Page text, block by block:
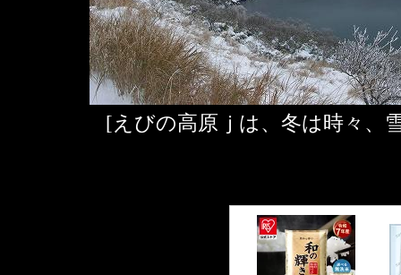
[えびの高原ｊは、冬は時々、